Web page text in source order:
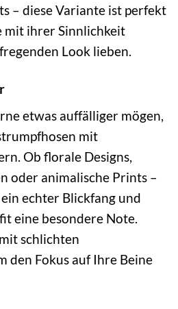
– diese Variante ist perfekt
mit ihrer Sinnlichkeit
Look lieben.
etwas auffälliger mögen,
mit
Ob florale Designs,
oder animalische Prints –
echter Blickfang und
eine besondere Note.
schlichten
den Fokus auf Ihre Beine